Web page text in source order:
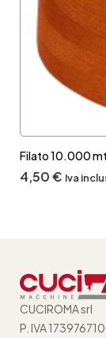
Filato 10.000
4,50€ Iva
CUCIROMA srl
P. IVA